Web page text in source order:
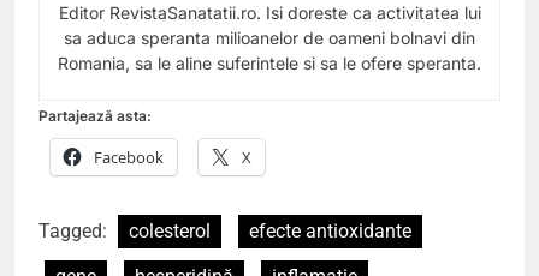
Editor RevistaSanatatii.ro. Isi doreste ca activitatea lui
sa aduca speranta milioanelor de oameni bolnavi din
Romania, sa le aline suferintele si sa le ofere speranta.
Partajează asta:
Facebook X
Tagged: colesterol
efecte antioxidante